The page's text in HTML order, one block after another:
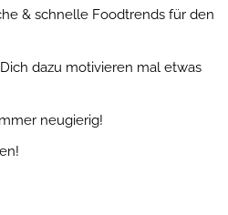
& schnelle Foodtrends für den
dazu motivieren mal etwas
neugierig!